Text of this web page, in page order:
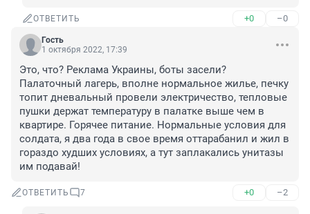
ОТВЕТИТЬ +0 –0
Гость
1 октября 2022, 17:39
Это, что? Реклама Украины, боты засели?
Палаточный лагерь, вполне нормальное жилье, печку
топит дневальный провели электричество, тепловые
пушки держат температуру в палатке выше чем в
квартире. Горячее питание. Нормальные условия для
солдата, я два года в свое время оттарабанил и жил в
гораздо худших условиях, а тут заплакались унитазы
им подавай!
ОТВЕТИТЬ 7 +0 –2